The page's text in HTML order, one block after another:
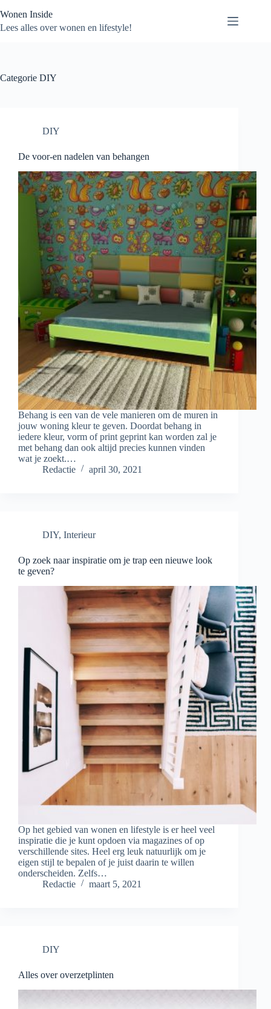
naar
de
Wonen Inside
Lees alles over wonen en lifestyle!
Categorie DIY
DIY
De voor-en nadelen van behangen
Behang is een van de vele manieren om de muren in
jouw woning kleur te geven. Doordat behang in
iedere kleur, vorm of print geprint kan worden zal je
met behang dan ook altijd precies kunnen vinden
wat je zoekt.…
Redactie
april 30, 2021
DIY, Interieur
Op zoek naar inspiratie om je trap een nieuwe look
te geven?
Op het gebied van wonen en lifestyle is er heel veel
inspiratie die je kunt opdoen via magazines of op
verschillende sites. Heel erg leuk natuurlijk om je
eigen stijl te bepalen of je juist daarin te willen
onderscheiden. Zelfs…
Redactie
maart 5, 2021
DIY
Alles over overzetplinten